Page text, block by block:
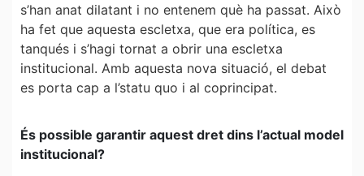
s’han anat dilatant i no entenem què ha passat. Això
ha fet que aquesta escletxa, que era política, es
tanqués i s’hagi tornat a obrir una escletxa
institucional. Amb aquesta nova situació, el debat
es porta cap a l’statu quo i al coprincipat.
És possible garantir aquest dret dins l’actual model
institucional?